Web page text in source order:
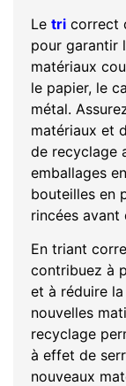
Le tri correct
pour garantir
matériaux
le papier, le
métal.
matériaux et
de recyclage
emballages
bouteilles en
rincées avant
En triant
contribuez à
et à réduire
nouvelles
recyclage
à effet de
nouveaux